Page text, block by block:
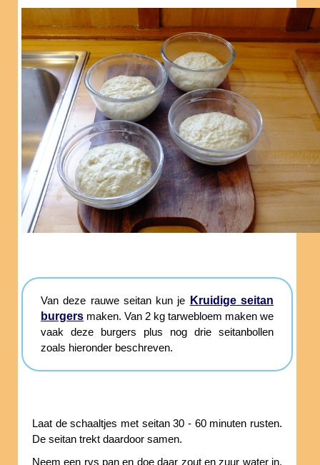
Van deze rauwe seitan kun je
Kruidige seitan
burgers maken. Van 2 kg tarwebloem maken we
vaak deze burgers plus nog drie seitanbollen
zoals hieronder beschreven.
Laat de schaaltjes met seitan 30 - 60 minuten rusten.
De seitan trekt daardoor samen.
Neem een rvs pan en doe daar zout en zuur water in.